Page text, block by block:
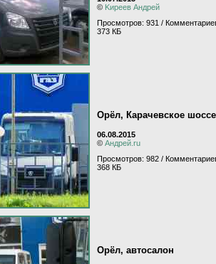
© Kиpeeв Aндpeй
Просмотров: 931 /
373 КБ
Орёл, Карачевское шоссе
06.08.2015
© Андрей.ru
Просмотров: 982 /
368 КБ
Орёл, автосалон